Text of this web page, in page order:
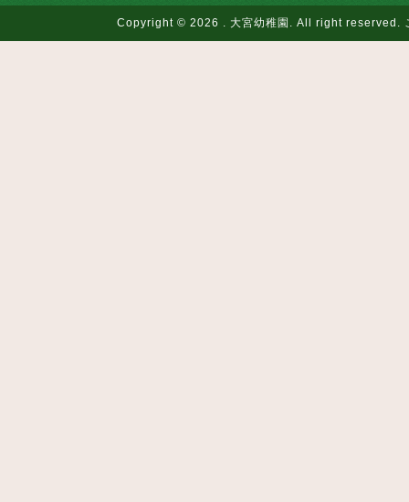
Copyright © 2026 . 大宮幼稚園. All right reserved.